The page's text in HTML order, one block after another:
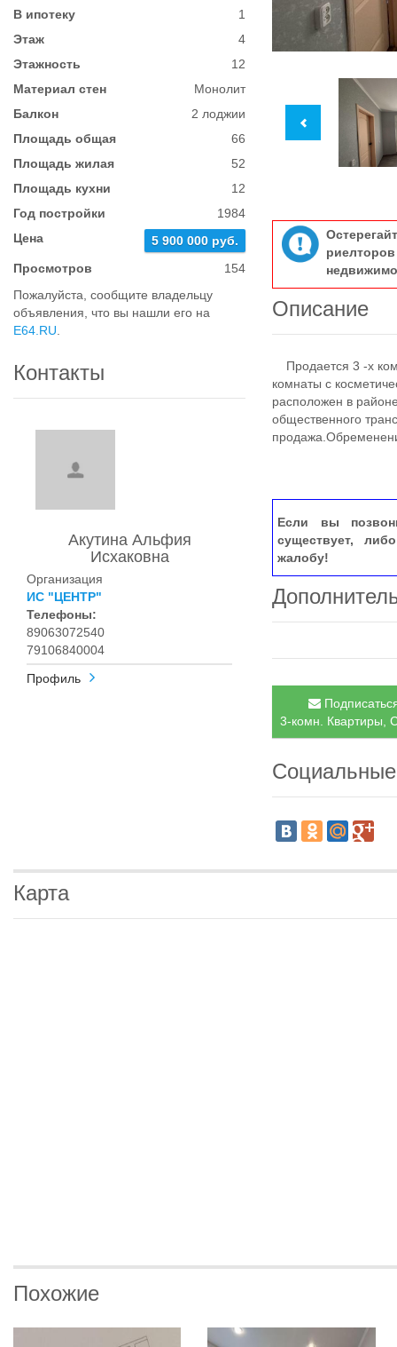
В ипотеку
1
Этаж
4
Этажность
12
Материал стен
Монолит
Балкон
2 лоджии
Площадь общая
66
Площадь жилая
52
Площадь кухни
12
Год постройки
1984
Цена
5 900 000 руб.
Просмотров
154
Пожалуйста, сообщите владельцу
объявления, что вы нашли его на
E64.RU
Контакты
Акутина Альфия
Исхаковна
Организация
ИС "ЦЕНТР"
Телефоны:
89063072540
79106840004
Профиль
Описание
Продается 3 -х
комнаты с
расположен в
общественного
Если вы
существует,
жалобу!
3-комн. Квартиры,
Карта
Похожие